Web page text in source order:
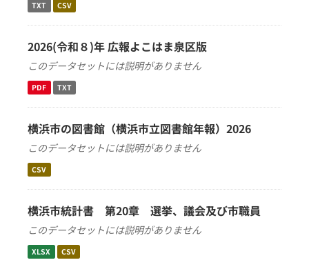
TXT CSV
2026(令和８)年 広報よこはま泉区版
このデータセットには説明がありません
PDF TXT
横浜市の図書館（横浜市立図書館年報）2026
このデータセットには説明がありません
CSV
横浜市統計書 第20章 選挙、議会及び市職員
このデータセットには説明がありません
XLSX CSV